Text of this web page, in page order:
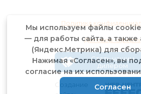
Политика
Договор-оферта
Стать нашим
дилером
Мы используем файлы
— для работы сайта, а также
(Яндекс.Метрика) для
Нажимая «Согласен», вы
согласие на их
Согласен